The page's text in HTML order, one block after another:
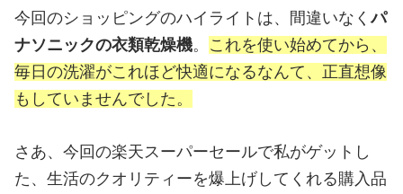
今回のショッピングのハイライトは、間違いなくパ
ナソニックの衣類乾燥機。 これを使い始めてから、
毎日の洗濯がこれほど快適になるなんて、正直想像
もしていませんでした。
さあ、今回の楽天スーパーセールで私がゲットし
た、生活のクオリティーを爆上げしてくれる購入品